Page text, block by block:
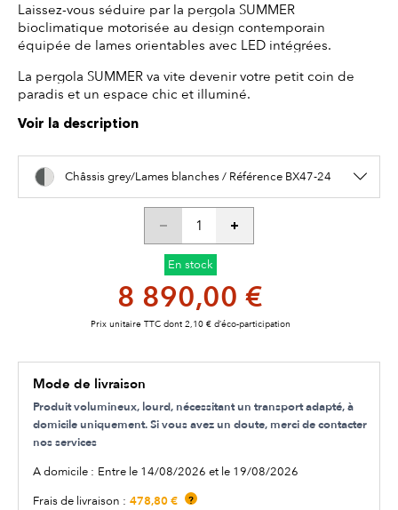
Laissez-vous séduire par la pergola SUMMER
bioclimatique motorisée au design contemporain
équipée de lames orientables avec LED intégrées.
La pergola SUMMER va vite devenir votre petit coin de
paradis et un espace chic et illuminé.
Voir la description
Châssis grey/Lames blanches / Référence BX47-24
En stock
8 890,00 €
Prix unitaire TTC dont 2,10 € d’éco-participation
Mode de livraison
Produit volumineux, lourd, nécessitant un transport adapté, à
domicile uniquement. Si vous avez un doute, merci de contacter
nos services
A domicile : Entre le 14/08/2026 et le 19/08/2026
Frais de livraison : 478,80 € ?